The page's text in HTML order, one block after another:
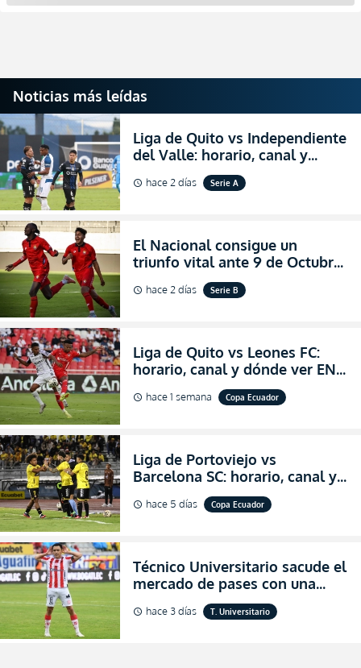
Noticias más leídas
Liga de Quito vs Independiente
del Valle: horario, canal y
dónde ver EN VIVO el
partidazo por la fecha 24 de la
schedule hace 2 días Serie A
El Nacional consigue un
triunfo vital ante 9 de Octubre
para encender la fe en la
salvación
schedule hace 2 días Serie B
Liga de Quito vs Leones FC:
horario, canal y dónde ver EN
VIVO los octavos de final de la
Copa Ecuador 2026
schedule hace 1 semana Copa Ecuador
Liga de Portoviejo vs
Barcelona SC: horario, canal y
dónde ver EN VIVO los octavos
de final de la Copa Ecuador
schedule hace 5 días Copa Ecuador
Técnico Universitario sacude el
mercado de pases con una
verdadera revolución para
asegurar la permanencia
schedule hace 3 días T. Universitario